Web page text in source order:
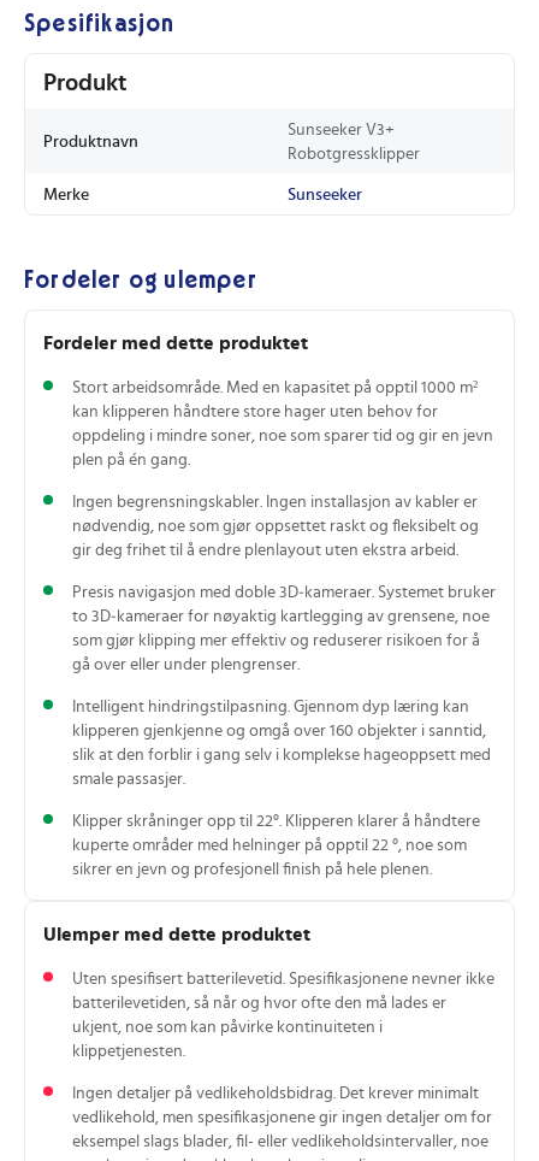
Spesifikasjon
Produkt
Produktnavn
Sunseeker V3+
Robotgressklipper
Merke Sunseeker
Fordeler og ulemper
Fordeler med dette produktet
Stort arbeidsområde. Med en kapasitet på opptil 1000 m²
kan klipperen håndtere store hager uten behov for
oppdeling i mindre soner, noe som sparer tid og gir en jevn
plen på én gang.
Ingen begrensningskabler. Ingen installasjon av kabler er
nødvendig, noe som gjør oppsettet raskt og fleksibelt og
gir deg frihet til å endre plenlayout uten ekstra arbeid.
Presis navigasjon med doble 3D‑kameraer. Systemet bruker
to 3D‑kameraer for nøyaktig kartlegging av grensene, noe
som gjør klipping mer effektiv og reduserer risikoen for å
gå over eller under plengrenser.
Intelligent hindringstilpasning. Gjennom dyp læring kan
klipperen gjenkjenne og omgå over 160 objekter i sanntid,
slik at den forblir i gang selv i komplekse hageoppsett med
smale passasjer.
Klipper skråninger opp til 22°. Klipperen klarer å håndtere
kuperte områder med helninger på opptil 22 °, noe som
sikrer en jevn og profesjonell finish på hele plenen.
Ulemper med dette produktet
Uten spesifisert batterilevetid. Spesifikasjonene nevner ikke
batterilevetiden, så når og hvor ofte den må lades er
ukjent, noe som kan påvirke kontinuiteten i
klippetjenesten.
Ingen detaljer på vedlikeholdsbidrag. Det krever minimalt
vedlikehold, men spesifikasjonene gir ingen detaljer om for
eksempel slags blader, fil- eller vedlikeholdsintervaller, noe